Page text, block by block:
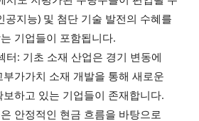
공지능) 및 첨단 기술 발전의 수혜를
기업들이 포함됩니다.
터: 기초 소재 산업은 경기 변동에
가가치 소재 개발을 통해 새로운
하고 있는 기업들이 존재합니다.
안정적인 현금 흐름을 바탕으로